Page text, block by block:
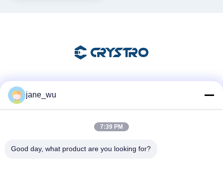
jane_wu
7:39 PM
Good day, what product are you looking for?